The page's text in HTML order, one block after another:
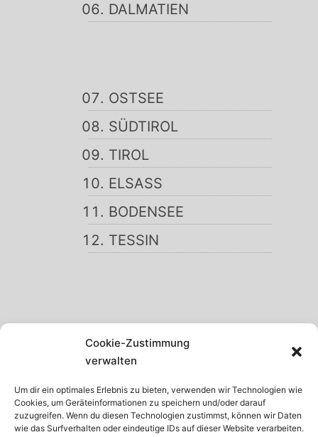
Cookie-Zustimmung
verwalten
Um dir ein optimales Erlebnis zu bieten, verwenden wir Technologien wie
Cookies, um Geräteinformationen zu speichern und/oder darauf
zuzugreifen. Wenn du diesen Technologien zustimmst, können wir Daten
wie das Surfverhalten oder eindeutige IDs auf dieser Website verarbeiten.
DALMATIEN
OSTSEE
SÜDTIROL
TIROL
ELSASS
BODENSEE
TESSIN
SCHWARZWALD
GARDASEE
MADEIRA
TENERIFFA